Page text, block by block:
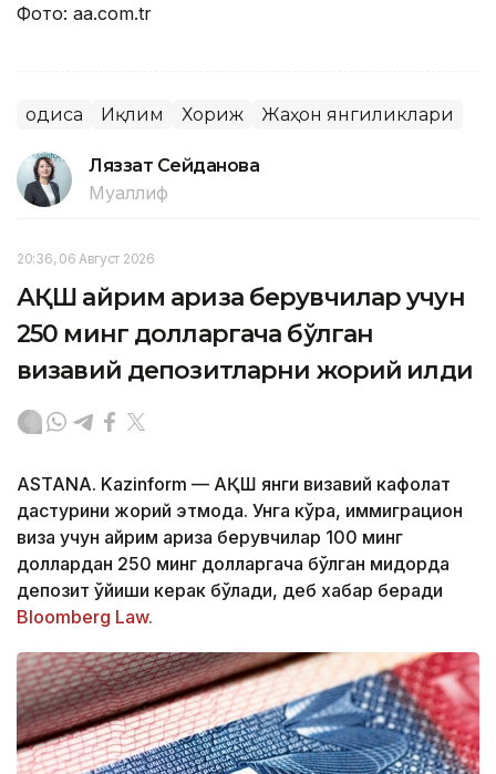
Фото: aa.com.tr
Ҳодиса Иқлим Хориж Жаҳон янгиликлари
Ляззат Сейданова
Муаллиф
20:36, 06 Август 2026
АҚШ айрим ариза берувчилар учун
250 минг долларгача бўлган
визавий депозитларни жорий қилди
ASTANA. Kazinform — АҚШ янги визавий кафолат
дастурини жорий этмоқда. Унга кўра, иммиграцион
виза учун айрим ариза берувчилар 100 минг
доллардан 250 минг долларгача бўлган миқдорда
депозит қўйиши керак бўлади, деб хабар беради
Bloomberg Law.